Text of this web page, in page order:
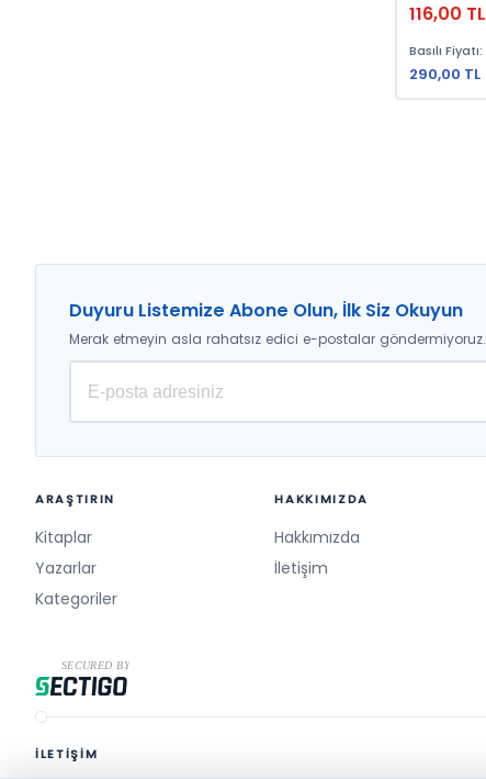
116,00 TL
Basılı Fiyatı:
290,00 TL
Duyuru Listemize Abone Olun, İlk Siz Okuyun
Merak etmeyin asla rahatsız edici e-postalar göndermiyoruz.
ARAŞTIRIN
Kitaplar
Yazarlar
Kategoriler
HAKKIMIZDA
Hakkımızda
İletişim
İLETİŞİM